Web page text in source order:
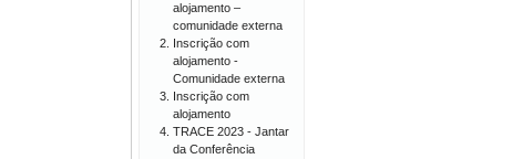
alojamento –
comunidade externa
Inscrição com
alojamento -
Comunidade externa
Inscrição com
alojamento
TRACE 2023 - Jantar
da Conferência